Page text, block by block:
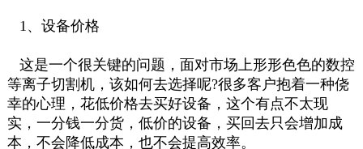
1、设备价格
这是一个很关键的问题，面对市场上形形色色的数控
等离子切割机，该如何去选择呢?很多客户抱着一种侥
幸的心理，花低价格去买好设备，这个有点不太现
实，一分钱一分货，低价的设备，买回去只会增加成
本，不会降低成本，也不会提高效率。